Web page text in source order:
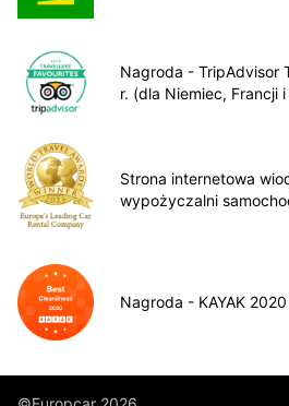
Nagroda - TripAdvisor
r. (dla Niemiec, Francji
Strona internetowa
wypożyczalni
Nagroda - KAYAK